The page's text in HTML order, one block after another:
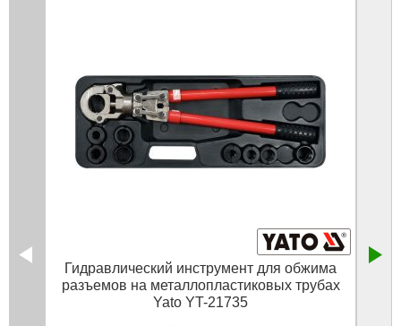
Гидравлический инструмент для обжима
разъемов на металлопластиковых трубах
Yato YT-21735